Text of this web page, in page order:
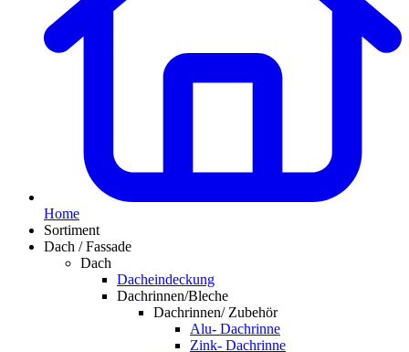
Home
Sortiment
Dach / Fassade
Dach
Dacheindeckung
Dachrinnen/Bleche
Dachrinnen/ Zubehör
Alu- Dachrinne
Zink- Dachrinne